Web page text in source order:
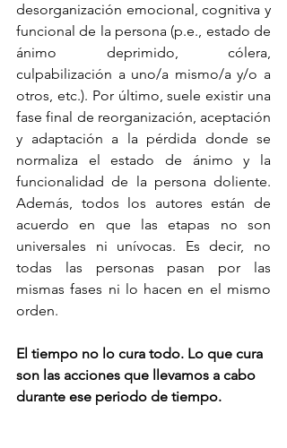
desorganización emocional, cognitiva y
funcional de la persona (p.e., estado de
ánimo deprimido, cólera,
culpabilización a uno/a mismo/a y/o a
otros, etc.). Por último, suele existir una
fase final de reorganización, aceptación
y adaptación a la pérdida donde se
normaliza el estado de ánimo y la
funcionalidad de la persona doliente.
Además, todos los autores están de
acuerdo en que las etapas no son
universales ni unívocas. Es decir, no
todas las personas pasan por las
mismas fases ni lo hacen en el mismo
orden.
El tiempo no lo cura todo. Lo que cura
son las acciones que llevamos a cabo
durante ese periodo de tiempo.